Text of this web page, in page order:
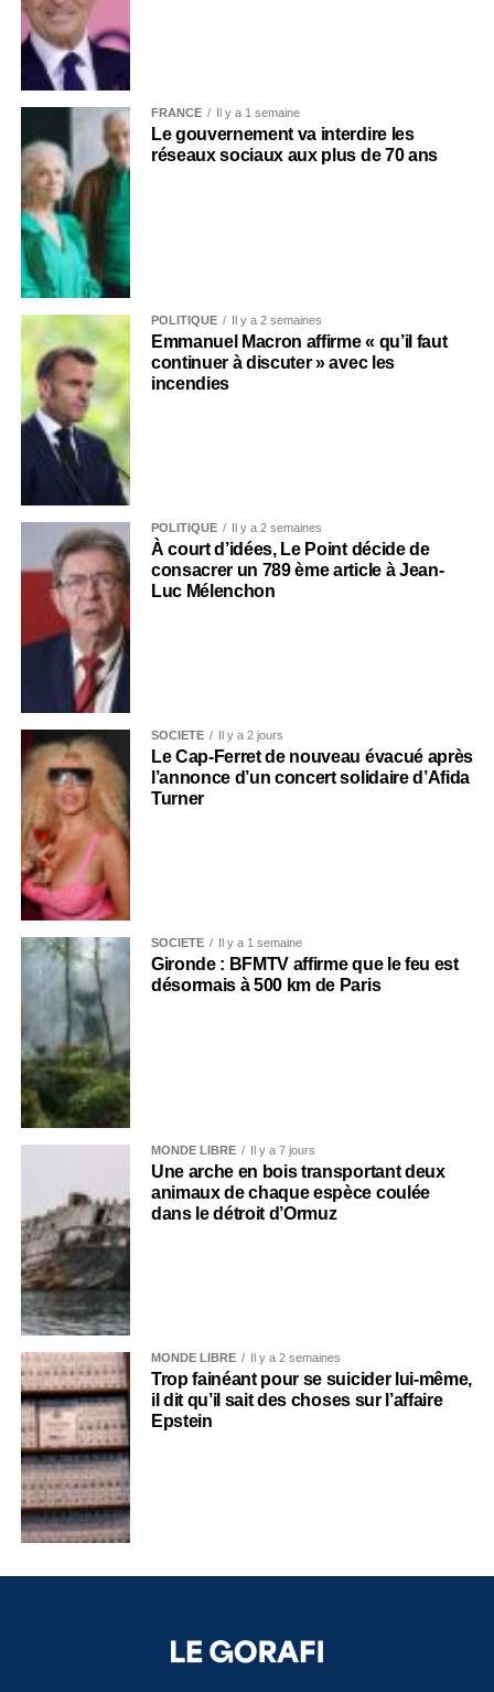
FRANCE Il y a 1 semaine
Le gouvernement va interdire les
réseaux sociaux aux plus de 70 ans
POLITIQUE Il y a 2 semaines
Emmanuel Macron affirme « qu’il faut
continuer à discuter » avec les
incendies
POLITIQUE Il y a 2 semaines
À court d’idées, Le Point décide de
consacrer un 789 ème article à Jean-
Luc Mélenchon
SOCIÉTÉ Il y a 2 jours
Le Cap-Ferret de nouveau évacué après
l’annonce d’un concert solidaire d’Afida
Turner
SOCIÉTÉ Il y a 1 semaine
Gironde : BFMTV affirme que le feu est
désormais à 500 km de Paris
MONDE LIBRE Il y a 7 jours
Une arche en bois transportant deux
animaux de chaque espèce coulée
dans le détroit d’Ormuz
MONDE LIBRE Il y a 2 semaines
Trop fainéant pour se suicider lui-même,
il dit qu’il sait des choses sur l’affaire
Epstein